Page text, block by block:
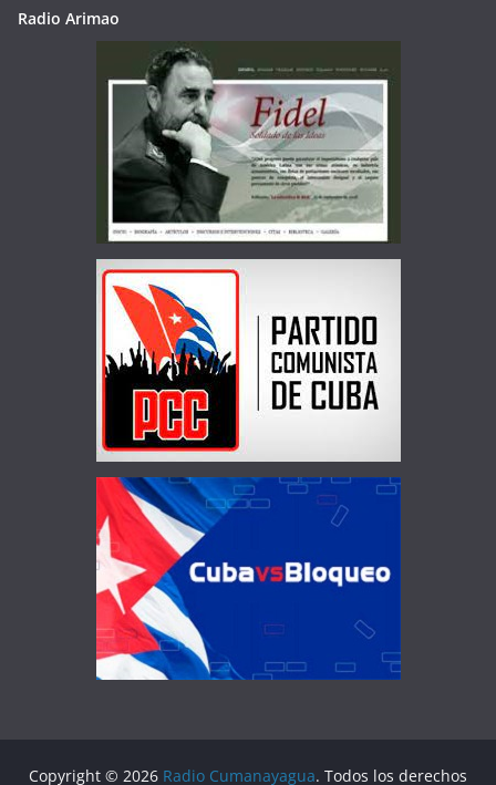
Radio Arimao
Copyright © 2026 Radio Cumanayagua. Todos los derechos